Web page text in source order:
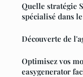
Quelle stratégie
spécialisé dans
Découverte de
Optimisez vos
easygenerator